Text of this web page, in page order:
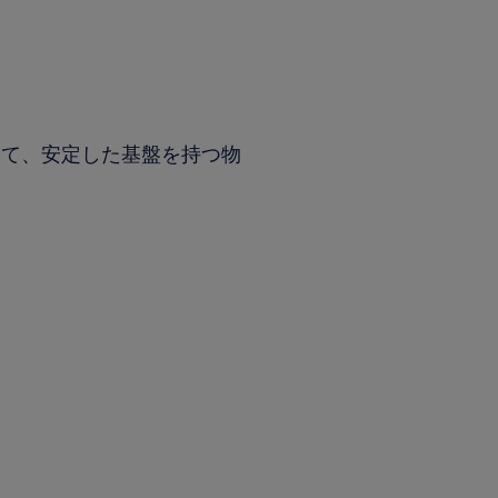
、安定した基盤を持つ物